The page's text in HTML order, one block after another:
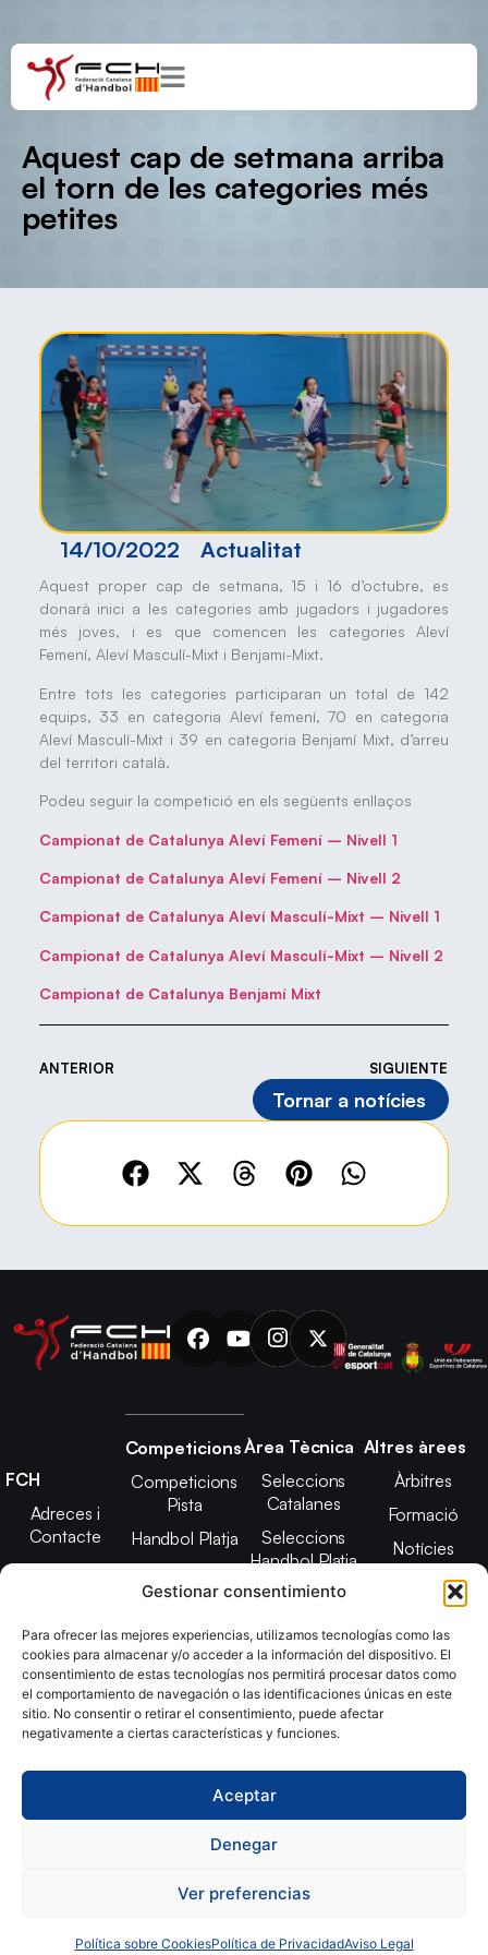
Gestionar consentimiento
Para ofrecer las mejores experiencias, utilizamos tecnologías como las
cookies para almacenar y/o acceder a la información del dispositivo. El
consentimiento de estas tecnologías nos permitirá procesar datos como
el comportamiento de navegación o las identificaciones únicas en este
sitio. No consentir o retirar el consentimiento, puede afectar
negativamente a ciertas características y funciones.
Aceptar
Denegar
Ver preferencias
Política sobre CookiesPolítica de PrivacidadAviso Legal
Aquest cap de setmana arriba
el torn de les categories més
petites
14/10/2022 Actualitat
Aquest proper cap de setmana, 15 i 16 d’octubre, es
donarà inici a les categories amb jugadors i jugadores
més joves, i es que comencen les categories Aleví
Femení, Aleví Masculí-Mixt i Benjami-Mixt.
Entre tots les categories participaran un total de 142
equips, 33 en categoria Aleví femení, 70 en categoria
Aleví Masculí-Mixt i 39 en categoria Benjamí Mixt, d’arreu
del territori català.
Podeu seguir la competició en els següents enllaços
Campionat de Catalunya Aleví Femení – Nivell 1
Campionat de Catalunya Aleví Femení – Nivell 2
Campionat de Catalunya Aleví Masculí-Mixt – Nivell 1
Campionat de Catalunya Aleví Masculí-Mixt – Nivell 2
Campionat de Catalunya Benjamí Mixt
ANTERIOR SIGUIENTE
Tornar a notícies
FCH
Adreces i
Contacte
Junta Directiva
2025
Estatuts
Transparència
Imatge
Competicions
Competicions
Pista
Handbol Platja
Àrea Tècnica
Seleccions
Catalanes
Seleccions
Handbol Platja
Tecnificació
CATH
Promoció
Altres àrees
Àrbitres
Formació
Notícies
Adreces de
contacte
Copyright © 2024, Federació Catalana d´Handbol. Desarrollado
porTOOOLS
Política de CookiesPolítica de Privacidad